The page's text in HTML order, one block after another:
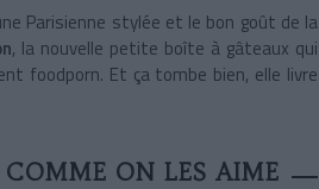
Parisienne stylée et le bon goût de la
, la nouvelle petite boîte à gâteaux qui
foodporn. Et ça tombe bien, elle livre
COMME ON LES AIME